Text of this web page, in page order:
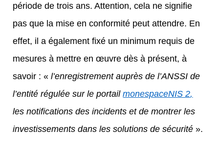
période de trois ans. Attention, cela ne signifie
pas que la mise en conformité peut attendre. En
effet, il a également fixé un minimum requis de
mesures à mettre en œuvre dès à présent, à
savoir : «l’enregistrement auprès de l’ANSSI de
l’entité régulée sur le portailmonespaceNIS 2,
les notifications des incidents et de montrer les
investissements dans les solutions de sécurité».